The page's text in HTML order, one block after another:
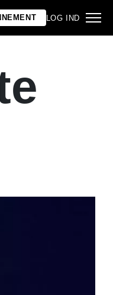
LOG IND